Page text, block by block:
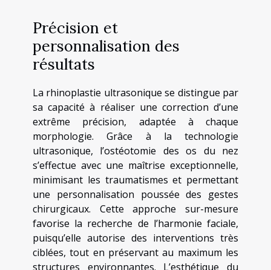
Précision et
personnalisation des
résultats
La rhinoplastie ultrasonique se distingue par
sa capacité à réaliser une correction d’une
extrême précision, adaptée à chaque
morphologie. Grâce à la technologie
ultrasonique, l’ostéotomie des os du nez
s’effectue avec une maîtrise exceptionnelle,
minimisant les traumatismes et permettant
une personnalisation poussée des gestes
chirurgicaux. Cette approche sur-mesure
favorise la recherche de l’harmonie faciale,
puisqu’elle autorise des interventions très
ciblées, tout en préservant au maximum les
structures environnantes. L’esthétique du